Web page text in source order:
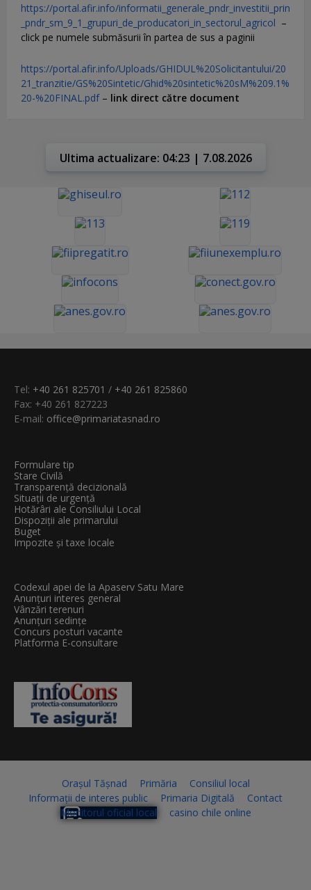
https://portal.afir.info/informatii_generale_pndr_investitii_prin
_pndr_sm_9_1_grupuri_de_producatori_in_sectorul_agricol –
click pe numele submăsurii în partea de sus a paginii
https://portal.afir.info/Uploads/GHIDUL%20Solicitantului/20
21_tranzitie/GS%20Sintetic/Ghid%20sintetic%20sM%209.1%
20-%20FINAL.pdf– link direct către document
Ultima actualizare: 04:23 | 7.08.2026
Tel: +40 261 825701 / +40 261 825860
Fax: +40 261 827223
E-mail: office@primariatasnad.ro
Formulare tip
Stare Civilă
Transparenţă decizională
Situații de urgență
Hotărâri ale Consiliului Local
Dispoziții ale primarului
Buget
Impozite și taxe locale
Codexul apei de la Apaserv Satu Mare
Anunțuri interes general
Vânzări terenuri
Anunțuri sedințe
Concurs posturi vacante
Platforma E-consultare
Orașul Tășnad Primăria
Consiliul local
Informații de interes public
Primaria Digitală
Contact
Monitorul oficial local
casino chile online